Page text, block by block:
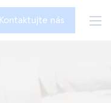
Kontaktujte nás